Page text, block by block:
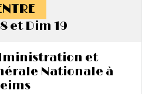
et Dim 19
et
Nationale à